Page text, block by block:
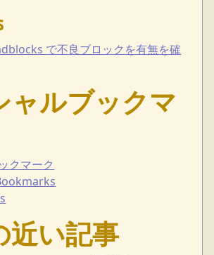
で不良ブロックを有無を確
ャルブックマ
クマーク
近い記事